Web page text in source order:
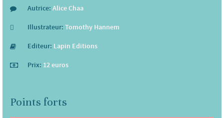
Autrice: Alice Chaa
Illustrateur: Tomothy Hannem
Editeur: Lapin Editions
Prix: 12 euros
Points forts